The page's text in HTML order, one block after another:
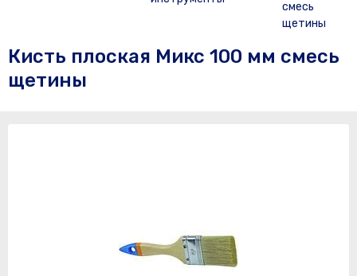
смесь
щетины
Кисть плоская Микс 100 мм смесь
щетины